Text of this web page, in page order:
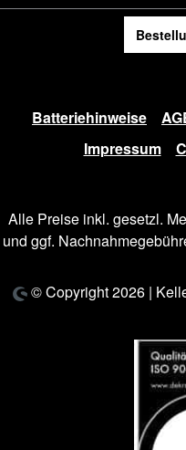
Batteriehinweise
Impressum
Alle Preise inkl. gesetzl.
und ggf.
© Copyright 2026 |